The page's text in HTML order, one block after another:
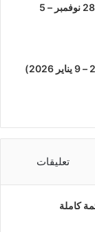
نشرة أخبار المانجا الأسبوعية (28 نوفمبر – 5
تعليقات